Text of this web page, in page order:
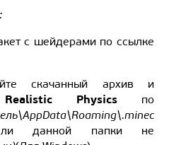
с шейдерами по ссылке
скачанный архив и
Physics
по
данной папки не